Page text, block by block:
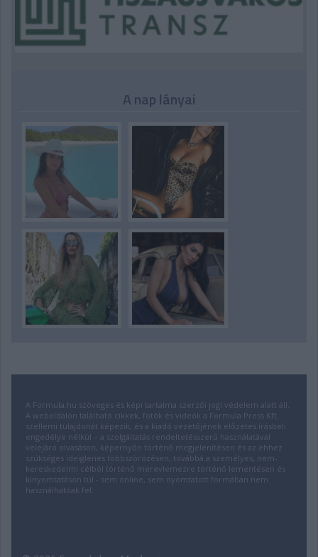
A nap lányai
A Formula.hu szöveges és képi tartalma szerzői jogi védelem alatt áll.
A weboldalon található cikkek, fotók és videók a Formula Press Kft.
szellemi tulajdonát képezik, és a kiadó vezetőjének előzetes írásbeli
engedélye nélkül – a szolgáltatás rendeltetésszerű használatával
velejáró olvasáson, képernyőn történő megjelenítésen és az ehhez
szükséges ideiglenes többszörözésen, továbbá a személyes, nem-
kereskedelmi célból történő merevlemezre történő lementésen és
kinyomtatáson túl - sem online, sem nyomtatott formában nem
használhatóak fel.